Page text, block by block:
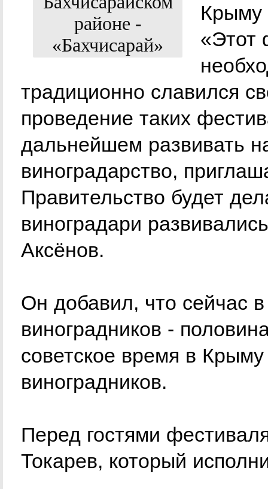
Крыму
«Этот
традиционно славился
проведение таких
дальнейшем развивать
виноградарство,
Правительство будет
виноградари
Аксёнов.
Он добавил, что сейчас
виноградников -
советское время в
виноградников.
Перед гостями
Токарев, который